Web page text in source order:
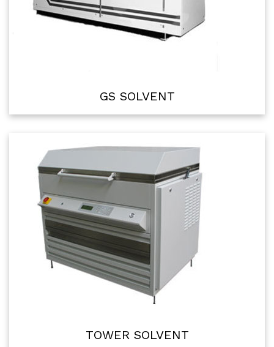
GS SOLVENT
TOWER SOLVENT